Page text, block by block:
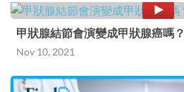
甲狀腺結節會演變成甲狀腺癌嗎？
Nov 10, 2021